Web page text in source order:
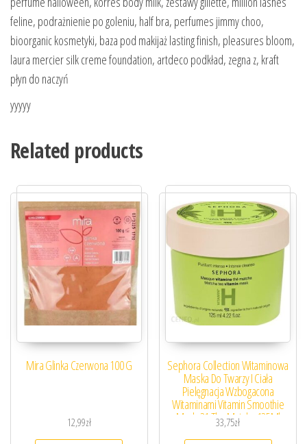
feline, podrażnienie po goleniu, half bra, perfumes jimmy choo,
bioorganic kosmetyki, baza pod makijaż lasting finish, pleasures bloom,
laura mercier silk creme foundation, artdeco podkład, zegna z, kraft
płyn do naczyń
yyyyy
Related products
Mira Glinka Czerwona 100 G
12,99zł
Sephora Collection Witaminowa
Maska ​​Do Twarzy I Ciała
Pielęgnacja Wzbogacona
Witaminami Vitamin Smoothie
Mask-21 The Matcha 125Ml
33,75zł